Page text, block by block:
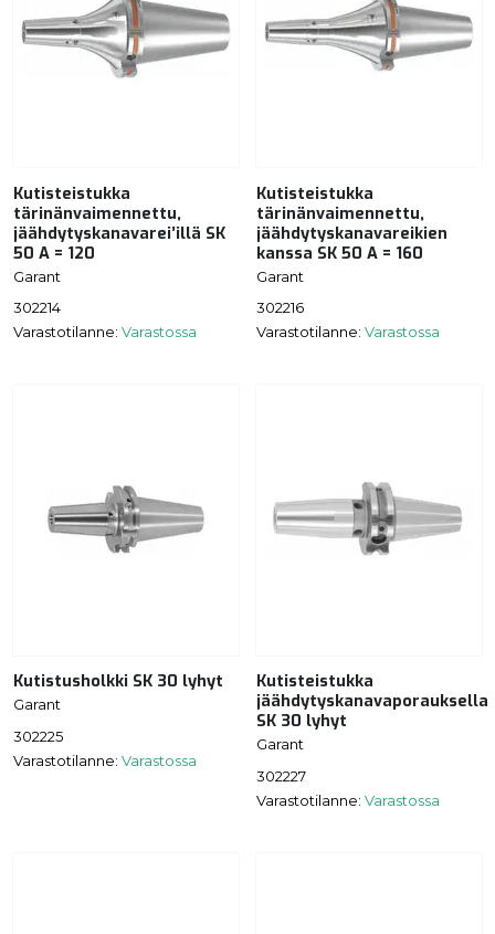
Kutisteistukka
tärinänvaimennettu,
jäähdytyskanavarei’illä SK
50 A = 120
Garant
302214
Varastotilanne: Varastossa
Kutisteistukka
tärinänvaimennettu,
jäähdytyskanavareikien
kanssa SK 50 A = 160
Garant
302216
Varastotilanne: Varastossa
Kutistusholkki SK 30 lyhyt
Garant
302225
Varastotilanne: Varastossa
Kutisteistukka
jäähdytyskanavaporauksella
SK 30 lyhyt
Garant
302227
Varastotilanne: Varastossa